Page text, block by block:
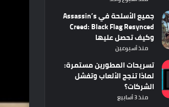
جميع الأسلحة في Assassin’s
Creed: Black Flag Resynced
وكيف تحصل عليها
منذ أسبوعين
تسريحات المطورين مستمرة:
لماذا تنجح الألعاب وتفشل
الشركات؟
منذ 3 أسابيع